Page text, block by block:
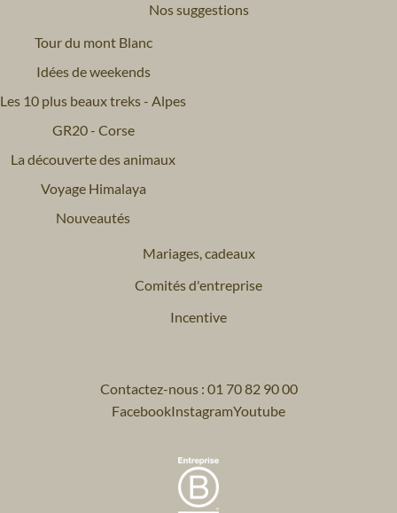
Nos suggestions
Tour du mont Blanc
Idées de weekends
Les 10 plus beaux treks - Alpes
GR20 - Corse
La découverte des animaux
Voyage Himalaya
Nouveautés
Mariages, cadeaux
Comités d'entreprise
Incentive
Contactez-nous : 01 70 82 90 00
FacebookInstagramYoutube